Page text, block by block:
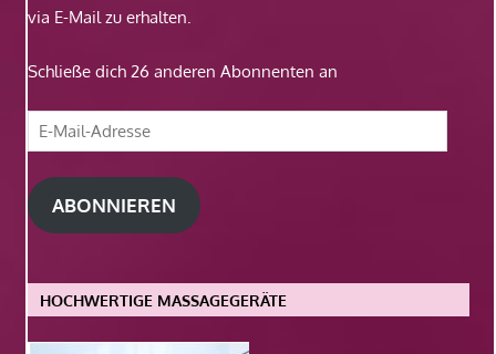
via E-Mail zu erhalten.
Schließe dich 26 anderen Abonnenten an
E-
Mail-
Adresse
ABONNIEREN
HOCHWERTIGE MASSAGEGERÄTE